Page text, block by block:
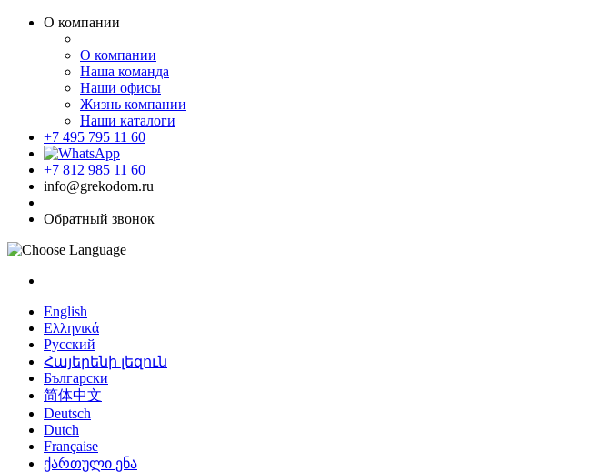
О компании
О компании
Наша команда
Наши офисы
Жизнь компании
Наши каталоги
+7 495 795 11 60
+7 812 985 11 60
info@grekodom.ru
Обратный звонок
English
Ελληνικά
Русский
Հայերենի լեզուն
Български
简体中文
Deutsch
Dutch
Française
ქართული ენა